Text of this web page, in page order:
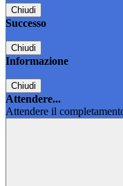
Chiudi
Successo
Chiudi
Informazione
Chiudi
Attendere...
Attendere il